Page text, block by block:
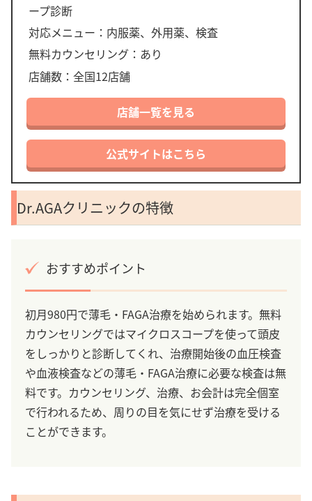
ープ診断
対応メニュー：内服薬、外用薬、検査
無料カウンセリング：あり
店舗数：全国12店舗
店舗一覧を見る
公式サイトはこちら
Dr.AGAクリニックの特徴
おすすめポイント
初月980円で薄毛・FAGA治療を始められます。無料
カウンセリングではマイクロスコープを使って頭皮
をしっかりと診断してくれ、治療開始後の血圧検査
や血液検査などの薄毛・FAGA治療に必要な検査は無
料です。カウンセリング、治療、お会計は完全個室
で行われるため、周りの目を気にせず治療を受ける
ことができます。